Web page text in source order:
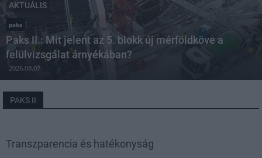
AKTUÁLIS
paks
Paks II.: Mit jelent az 5. blokk új mérföldköve a
felülvizsgálat árnyékában?
2026.08.07
PAKS II
Transzparencia és hatékonyság